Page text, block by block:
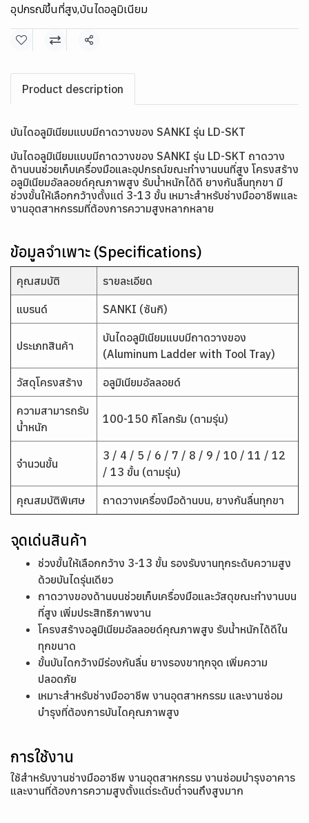
อุปกรณ์ขึ้นที่สูง,บันไดอลูมิเนียม
แชร์
Product description
บันไดอลูมิเนียมแบบมีถาดวางของ SANKI รุ่น LD-SKT
บันไดอลูมิเนียมแบบมีถาดวางของ SANKI รุ่น LD-SKT ถาดวาง
ด้านบนช่วยเก็บเครื่องมือและอุปกรณ์ขณะทำงานบนที่สูง โครงสร้าง
อลูมิเนียมอัลลอยด์คุณภาพสูง รับน้ำหนักได้ดี ยางกันลื่นทุกขา มี
ช่วงขั้นให้เลือกกว้างตั้งแต่ 3-13 ขั้น เหมาะสำหรับช่างมืออาชีพและ
งานอุตสาหกรรมที่ต้องการความสูงหลากหลาย
ข้อมูลจำเพาะ (Specifications)
คุณสมบัติ รายละเอียด
แบรนด์ SANKI (ซันกิ)
ประเภทสินค้า
บันไดอลูมิเนียมแบบมีถาดวางของ
(Aluminum Ladder with Tool Tray)
วัสดุโครงสร้าง อลูมิเนียมอัลลอยด์
ความสามารถรับ
น้ำหนัก
100-150 กิโลกรัม (ตามรุ่น)
จำนวนขั้น
3 / 4 / 5 / 6 / 7 / 8 / 9 / 10 / 11 / 12
/ 13 ขั้น (ตามรุ่น)
คุณสมบัติพิเศษ ถาดวางเครื่องมือด้านบน, ยางกันลื่นทุกขา
จุดเด่นสินค้า
ช่วงขั้นให้เลือกกว้าง 3-13 ขั้น รองรับงานทุกระดับความสูง
ด้วยบันไดรุ่นเดียว
ถาดวางของด้านบนช่วยเก็บเครื่องมือและวัสดุขณะทำงานบน
ที่สูง เพิ่มประสิทธิภาพงาน
โครงสร้างอลูมิเนียมอัลลอยด์คุณภาพสูง รับน้ำหนักได้ดีใน
ทุกขนาด
ขั้นบันไดกว้างมีร่องกันลื่น ยางรองขาทุกจุด เพิ่มความ
ปลอดภัย
เหมาะสำหรับช่างมืออาชีพ งานอุตสาหกรรม และงานซ่อม
บำรุงที่ต้องการบันไดคุณภาพสูง
การใช้งาน
ใช้สำหรับงานช่างมืออาชีพ งานอุตสาหกรรม งานซ่อมบำรุงอาคาร
และงานที่ต้องการความสูงตั้งแต่ระดับต่ำจนถึงสูงมาก